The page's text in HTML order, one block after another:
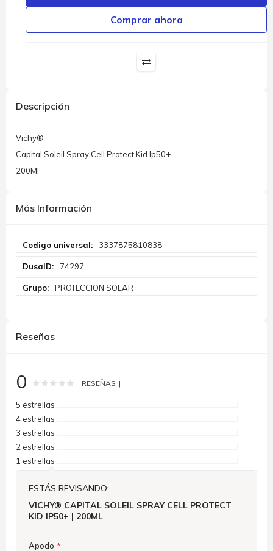
Comprar ahora
Descripción
Vichy®
Capital Soleil Spray Cell Protect Kid Ip50+
200Ml
Más Información
Información
3337875810838
74297
PROTECCION SOLAR
Reseñas
0 Rating: % of100
RESEÑAS
5 estrellas
4 estrellas
3 estrellas
2 estrellas
1 estrellas
ESTÁS REVISANDO:
VICHY® CAPITAL SOLEIL SPRAY CELL PROTECT
KID IP50+ | 200ML
Apodo